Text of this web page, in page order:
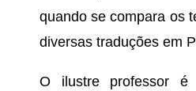
quando se compara os
diversas traduções em
O ilustre professor é